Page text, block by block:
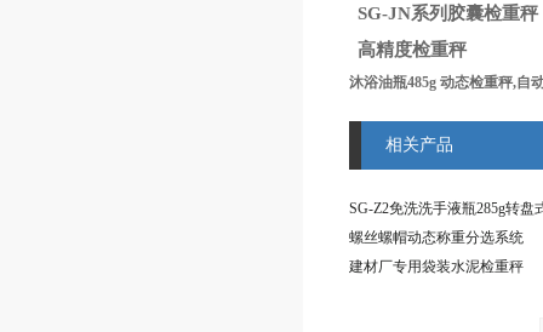
SG-JN系列胶囊检重秤
高精度检重秤
沐浴油瓶485g 动态检重秤,自
相关产品
螺丝螺帽动态称重分选系统
建材厂专用袋装水泥检重秤